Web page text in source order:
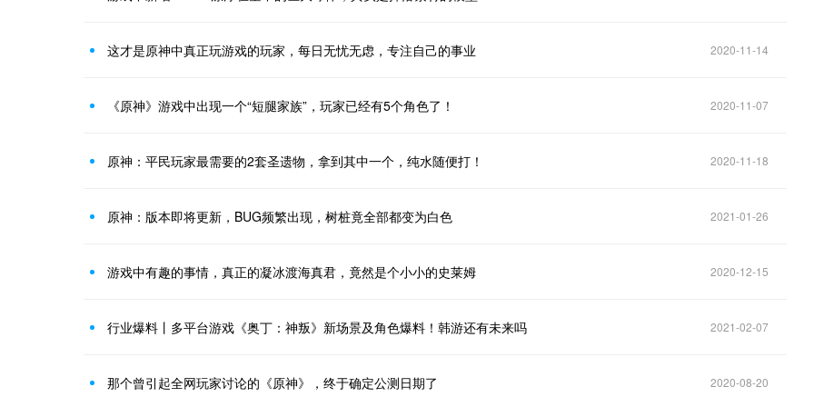
这才是原神中真正玩游戏的玩家，每日无忧无虑，专注自己的事业 2020-11-14
《原神》游戏中出现一个“短腿家族”，玩家已经有5个角色了！ 2020-11-07
原神：平民玩家最需要的2套圣遗物，拿到其中一个，纯水随便打！ 2020-11-18
原神：版本即将更新，BUG频繁出现，树桩竟全部都变为白色 2021-01-26
游戏中有趣的事情，真正的凝冰渡海真君，竟然是个小小的史莱姆 2020-12-15
行业爆料丨多平台游戏《奥丁：神叛》新场景及角色爆料！韩游还有未来吗 2021-02-07
那个曾引起全网玩家讨论的《原神》，终于确定公测日期了 2020-08-20